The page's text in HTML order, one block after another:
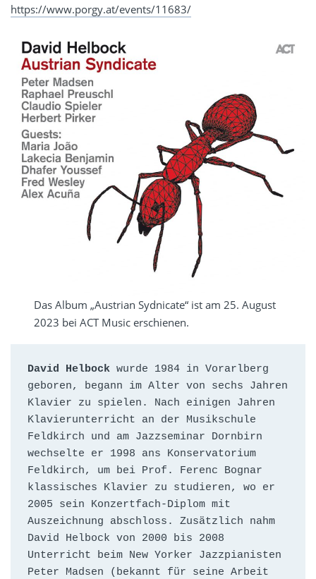
https://www.porgy.at/events/11683/
Das Album „Austrian Sydnicate“ ist am 25. August
2023 bei ACT Music erschienen.
David Helbock wurde 1984 in Vorarlberg
geboren, begann im Alter von sechs Jahren
Klavier zu spielen. Nach einigen Jahren
Klavierunterricht an der Musikschule
Feldkirch und am Jazzseminar Dornbirn
wechselte er 1998 ans Konservatorium
Feldkirch, um bei Prof. Ferenc Bognar
klassisches Klavier zu studieren, wo er
2005 sein Konzertfach-Diplom mit
Auszeichnung abschloss. Zusätzlich nahm
David Helbock von 2000 bis 2008
Unterricht beim New Yorker Jazzpianisten
Peter Madsen (bekannt für seine Arbeit